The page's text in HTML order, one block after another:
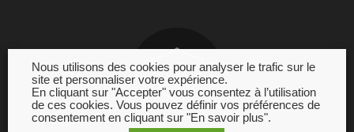
Nous utilisons des cookies pour analyser le trafic sur le
site et personnaliser votre expérience.
En cliquant sur "Accepter" vous consentez à l’utilisation
de ces cookies. Vous pouvez définir vos préférences de
consentement en cliquant sur "En savoir plus".